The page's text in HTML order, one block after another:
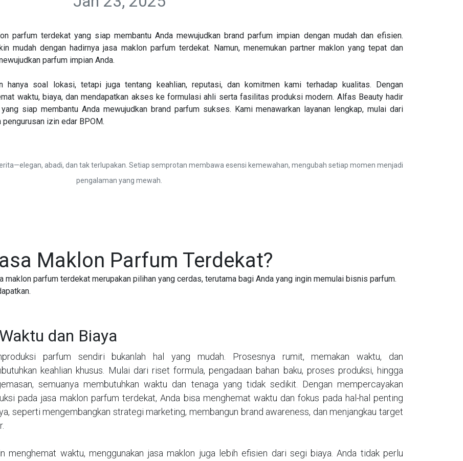
parfum terdekat yang siap membantu Anda mewujudkan brand parfum impian dengan mudah dan efisien.
mudah dengan hadirnya jasa maklon parfum terdekat. Namun, menemukan partner maklon yang tepat dan
parfum impian Anda.
hanya soal lokasi, tetapi juga tentang keahlian, reputasi, dan komitmen kami terhadap kualitas. Dengan
waktu, biaya, dan mendapatkan akses ke formulasi ahli serta fasilitas produksi modern. Alfas Beauty hadir
siap membantu Anda mewujudkan brand parfum sukses. Kami menawarkan layanan lengkap, mulai dari
izin edar BPOM.
abadi, dan tak terlupakan. Setiap semprotan membawa esensi kemewahan, mengubah setiap momen menjadi
pengalaman yang mewah.
Maklon Parfum Terdekat?
maklon parfum terdekat merupakan pilihan yang cerdas, terutama bagi Anda yang ingin memulai bisnis parfum.
dan Biaya
parfum sendiri bukanlah hal yang mudah. Prosesnya rumit, memakan waktu, dan
keahlian khusus. Mulai dari riset formula, pengadaan bahan baku, proses produksi, hingga
semuanya membutuhkan waktu dan tenaga yang tidak sedikit. Dengan mempercayakan
pada jasa maklon parfum terdekat, Anda bisa menghemat waktu dan fokus pada hal-hal penting
seperti mengembangkan strategi marketing, membangun brand awareness, dan menjangkau target
menghemat waktu, menggunakan jasa maklon juga lebih efisien dari segi biaya. Anda tidak perlu